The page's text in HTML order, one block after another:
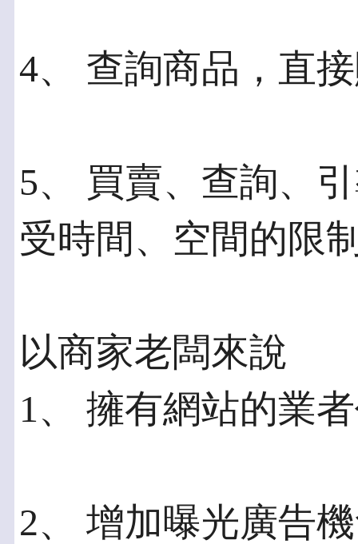
4、 查詢商品，直
5、 買賣、查詢、
受時間、空間的限
以商家老闆來說
1、 擁有網站的業
2、 增加曝光廣告